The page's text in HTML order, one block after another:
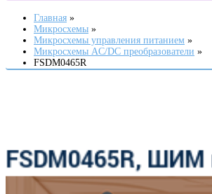
Главная
Микросхемы
Микросхемы управления питанием
Микросхемы AC/DC преобразователи
FSDM0465R